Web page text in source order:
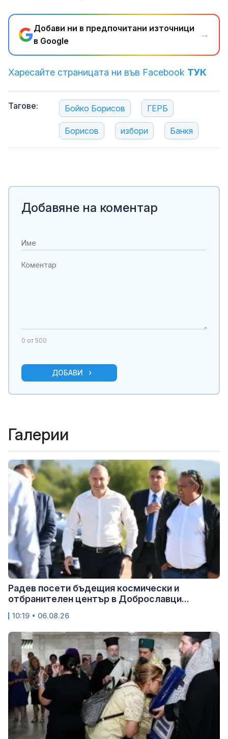
Добави ни в предпочитани източници
в Google
→
Харесайте страницата ни във Facebook ТУК
Тагове: Бойко Борисов ГЕРБ
Борисов избори Банкя
Добавяне на коментар
0 от 500
ДОБАВИ
Галерии
Радев посети бъдещия космически и
отбранителен център в Доброславци...
10:19 • 06.08.26